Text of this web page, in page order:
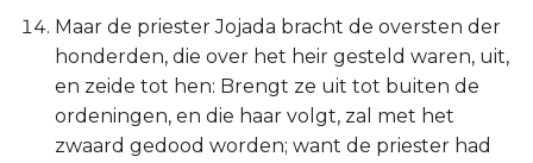
Maar de priester Jojada bracht de oversten der
honderden, die over het heir gesteld waren, uit,
en zeide tot hen: Brengt ze uit tot buiten de
ordeningen, en die haar volgt, zal met het
zwaard gedood worden; want de priester had